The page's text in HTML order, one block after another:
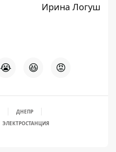
Ирина Логуш
😭 😆 😡
ДНЕПР
ЭЛЕКТРОСТАНЦИЯ